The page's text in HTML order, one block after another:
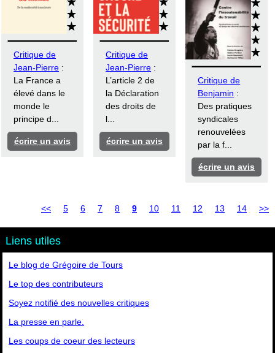
Critique de
Jean-Pierre :
La France a
élevé dans le
monde le
principe d...
écrire un avis
Critique de
Jean-Pierre :
L’article 2 de
la Déclaration
des droits de
l...
écrire un avis
Critique de
Benjamin :
Des pratiques
syndicales
renouvelées
par la f...
écrire un avis
<< 5 6 7 8 9 10 11 12 13 14 >>
Liens utiles
Le blog de Grégoire de Tours
Le top des contributeurs
Soyez notifié des nouvelles critiques
La presse en parle.
Les coups de coeur des lecteurs